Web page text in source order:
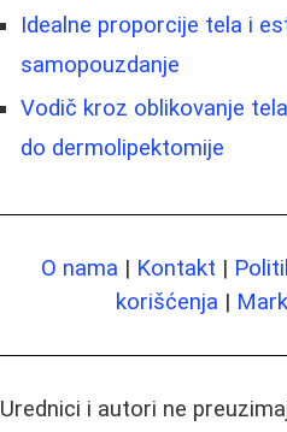
Idealne proporcije tela i
samopouzdanje
Vodič kroz oblikovanje
do dermolipektomije
O nama | Kontakt |
korišćenja |
Urednici i autori ne